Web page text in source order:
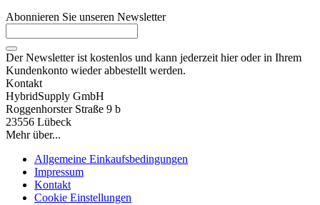
Abonnieren Sie unseren Newsletter
Der Newsletter ist kostenlos und kann jederzeit hier oder in Ihrem
Kundenkonto wieder abbestellt werden.
Kontakt
HybridSupply GmbH
Roggenhorster Straße 9 b
23556 Lübeck
Mehr über...
Allgemeine Einkaufsbedingungen
Impressum
Kontakt
Cookie Einstellungen